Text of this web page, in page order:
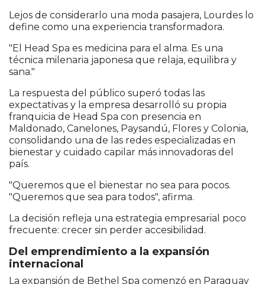
Lejos de considerarlo una moda pasajera, Lourdes lo
define como una experiencia transformadora.
"El Head Spa es medicina para el alma. Es una
técnica milenaria japonesa que relaja, equilibra y
sana."
La respuesta del público superó todas las
expectativas y la empresa desarrolló su propia
franquicia de Head Spa con presencia en
Maldonado, Canelones, Paysandú, Flores y Colonia,
consolidando una de las redes especializadas en
bienestar y cuidado capilar más innovadoras del
país.
"Queremos que el bienestar no sea para pocos.
"Queremos que sea para todos", afirma.
La decisión refleja una estrategia empresarial poco
frecuente: crecer sin perder accesibilidad.
Del emprendimiento a la expansión
internacional
La expansión de Bethel Spa comenzó en Paraguay